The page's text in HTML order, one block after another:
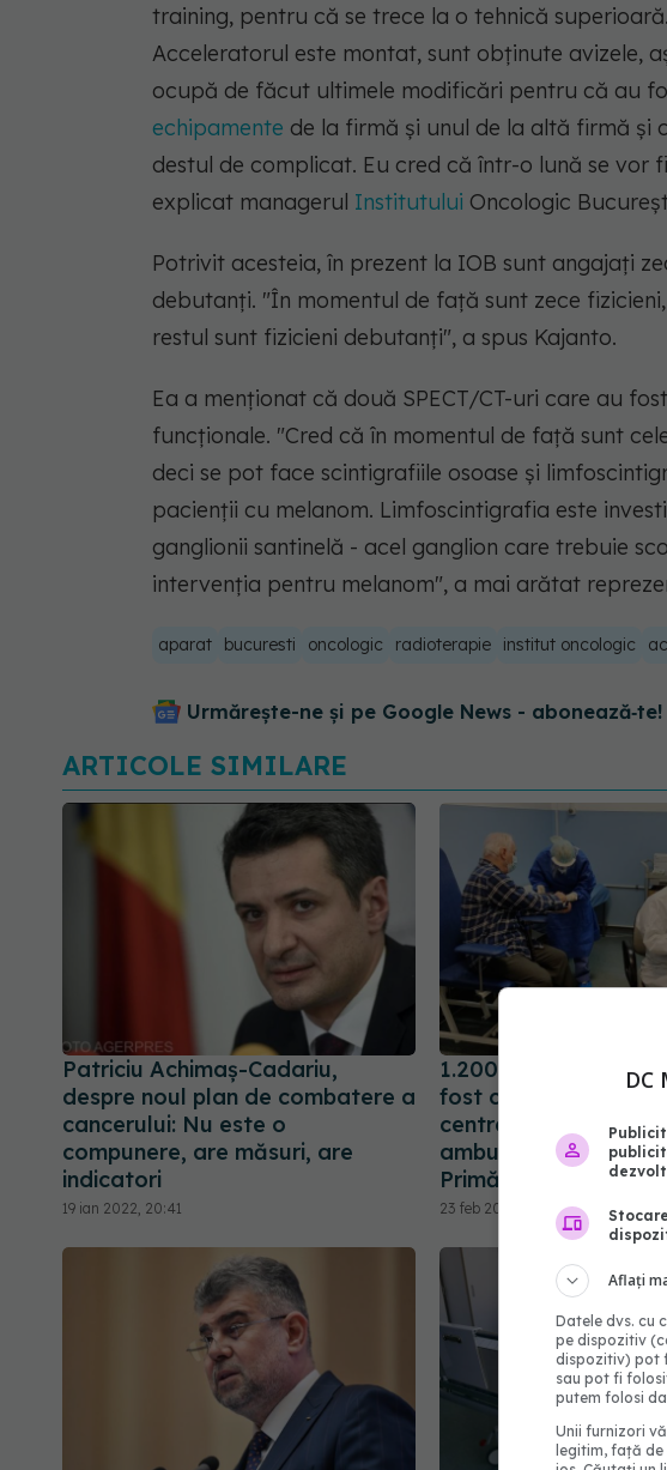
training, pentru că se trece la o tehnică
Acceleratorul este montat, sunt obţinute avizele,
ocupă de făcut ultimele modificări pentru că au
echipamente de la firmă şi unul de la altă firmă şi
destul de complicat. Eu cred că într-o lună se vor
explicat managerul Institutului Oncologic
Potrivit acesteia, în prezent la IOB sunt angajaţi
debutanţi. "În momentul de faţă sunt zece
restul sunt fizicieni debutanţi", a spus Kajanto.
Ea a menţionat că două SPECT/CT-uri care au
funcţionale. "Cred că în momentul de faţă sunt
deci se pot face scintigrafiile osoase şi
pacienţii cu melanom. Limfoscintigrafia este
ganglionii santinelă - acel ganglion care trebuie
intervenţia pentru melanom", a mai arătat
aparat bucuresti oncologic radioterapie institut oncologic
Urmărește-ne și pe Google News - abonează‑te!
ARTICOLE SIMILARE
Patriciu Achimaș-Cadariu,
despre noul plan de combatere a
cancerului: Nu este o
compunere, are măsuri, are
indicatori
19 ian 2022, 20:41
1.200 de pacienți
fost consultați, într-o
centrele de evaluare
ambulatorie doar
Primăriei Capitalei
23 feb 2022, 12:05
DC
Aflați
Datele dvs. cu
pe dispozitiv
dispozitiv) pot
sau pot fi
putem folosi
Unii furnizori
legitim, față